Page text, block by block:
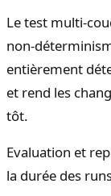
Le test multi-
non-
entièrement
et rend les
tôt.
Evaluation et
la durée des